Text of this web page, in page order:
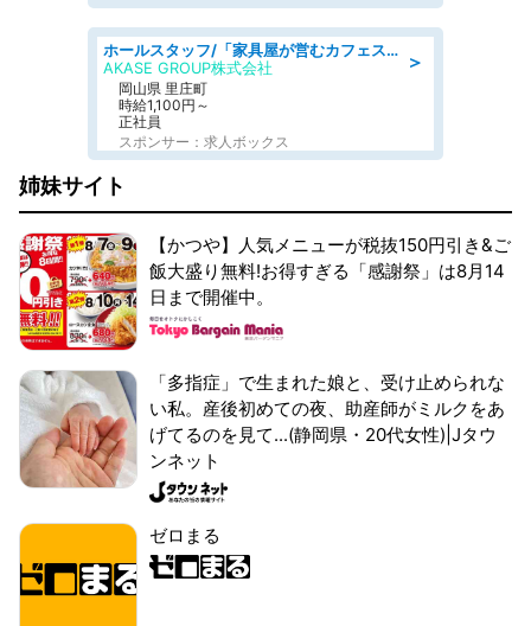
＞
ホールスタッフ/「家具屋が営むカフェスタッフ!」週2日～OK!嬉しいまかない付き/岡山県/浅口郡里庄町
AKASE GROUP株式会社
岡山県 里庄町
時給1,100円～
正社員
スポンサー：求人ボックス
姉妹サイト
【かつや】人気メニューが税抜150円引き&ご
飯大盛り無料!お得すぎる「感謝祭」は8月14
日まで開催中。
「多指症」で生まれた娘と、受け止められな
い私。産後初めての夜、助産師がミルクをあ
げてるのを見て...(静岡県・20代女性)|Jタウ
ンネット
ゼロまる